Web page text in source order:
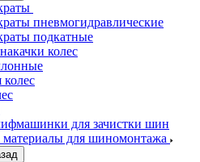
пневмогидравлические
подкатные
колес
для зачистки шин
материалы для шиномонтажа